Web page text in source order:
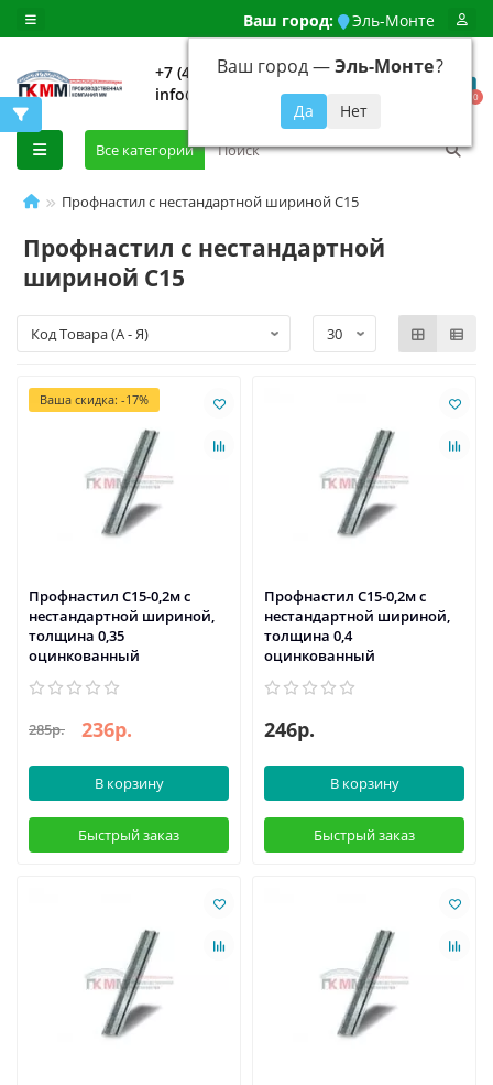
Ваш город: Эль-Монте
Ваш город —Эль-Монте?
+7 (499) 648-92-94
info@evroshtaketnikmoskva.ru
0
Все категории
Профнастил с нестандартной шириной С15
Профнастил с нестандартной
шириной С15
Ваша скидка: -17%
Профнастил С15-0,2м с
нестандартной шириной,
толщина 0,35
оцинкованный
285р. 236р.
В корзину
Быстрый заказ
Профнастил С15-0,2м с
нестандартной шириной,
толщина 0,4
оцинкованный
246р.
В корзину
Быстрый заказ